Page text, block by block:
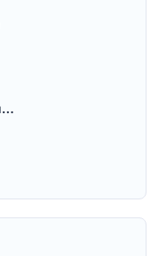
Игровые автоматы Миллионер